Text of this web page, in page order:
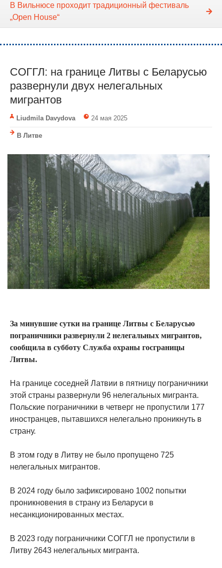
В Вильнюсе проходит традиционный фестиваль
„Open House“
СОГГЛ: на границе Литвы с Беларусью
развернули двух нелегальных
мигрантов
Liudmila Davydova 24 мая 2025
В Литве
За минувшие сутки на границе Литвы с Беларусью
пограничники развернули 2 нелегальных мигрантов,
сообщила в субботу Служба охраны госграницы
Литвы.
На границе соседней Латвии в пятницу пограничники
этой страны развернули 96 нелегальных мигранта.
Польские пограничники в четверг не пропустили 177
иностранцев, пытавшихся нелегально проникнуть в
страну.
В этом году в Литву не было пропущено 725
нелегальных мигрантов.
В 2024 году было зафиксировано 1002 попытки
проникновения в страну из Беларуси в
несанкционированных местах.
В 2023 году пограничники СОГГЛ не пропустили в
Литву 2643 нелегальных мигранта.